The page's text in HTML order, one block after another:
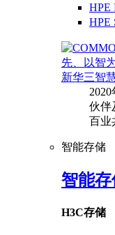
HPE
HPE
先、以智
新华三智
伙伴
百业
智能存储
智能存
H3C存储